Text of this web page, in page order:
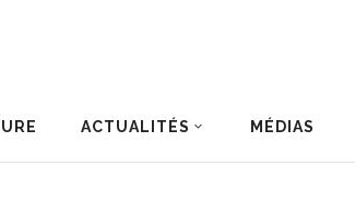
ACTUALITÉS MÉDIAS